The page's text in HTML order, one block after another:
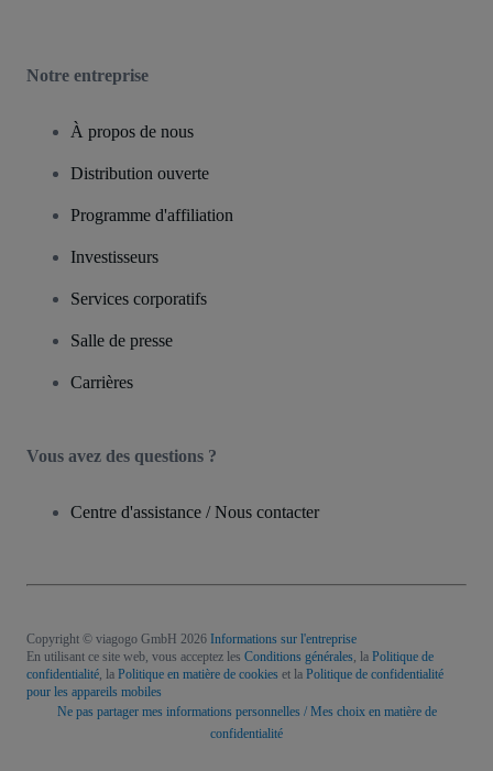
Notre entreprise
À propos de nous
Distribution ouverte
Programme d'affiliation
Investisseurs
Services corporatifs
Salle de presse
Carrières
Vous avez des questions ?
Centre d'assistance / Nous contacter
Copyright © viagogo GmbH 2026 Informations sur l'entreprise
En utilisant ce site web, vous acceptez les Conditions générales, la Politique de
confidentialité, la Politique en matière de cookies et la Politique de confidentialité
pour les appareils mobiles
Ne pas partager mes informations personnelles / Mes choix en matière de
confidentialité